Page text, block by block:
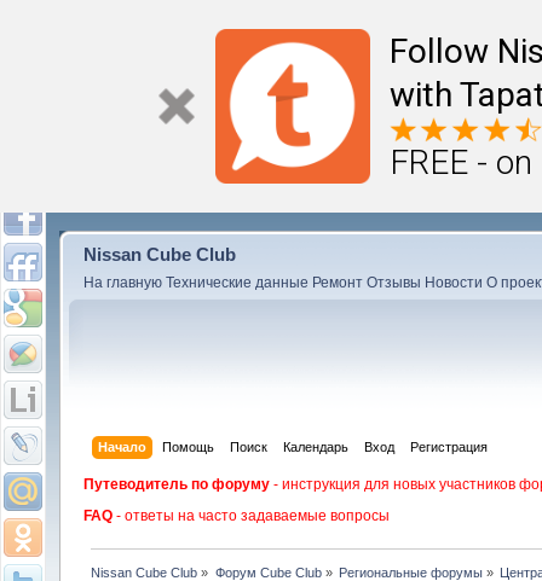
Follow
with
FREE -
Nissan Cube Club
На главную Технические данные Ремонт Отзывы Новости О
Начало Помощь Поиск Календарь Вход Регистрация
Путеводитель по форуму - инструкция для новых участников
FAQ - ответы на часто задаваемые вопросы
Nissan Cube Club » Форум Cube Club» Региональные форумы»